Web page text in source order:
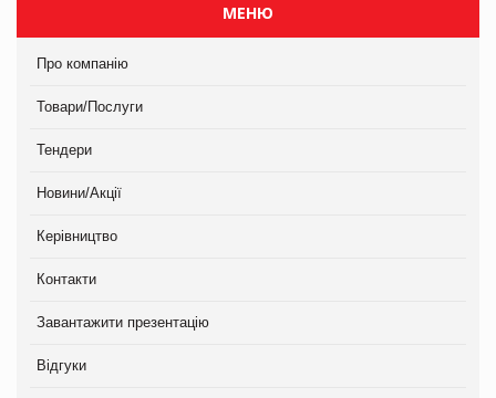
МЕНЮ
Про компанію
Товари/Послуги
Тендери
Новини/Акції
Керівництво
Контакти
Завантажити презентацію
Відгуки